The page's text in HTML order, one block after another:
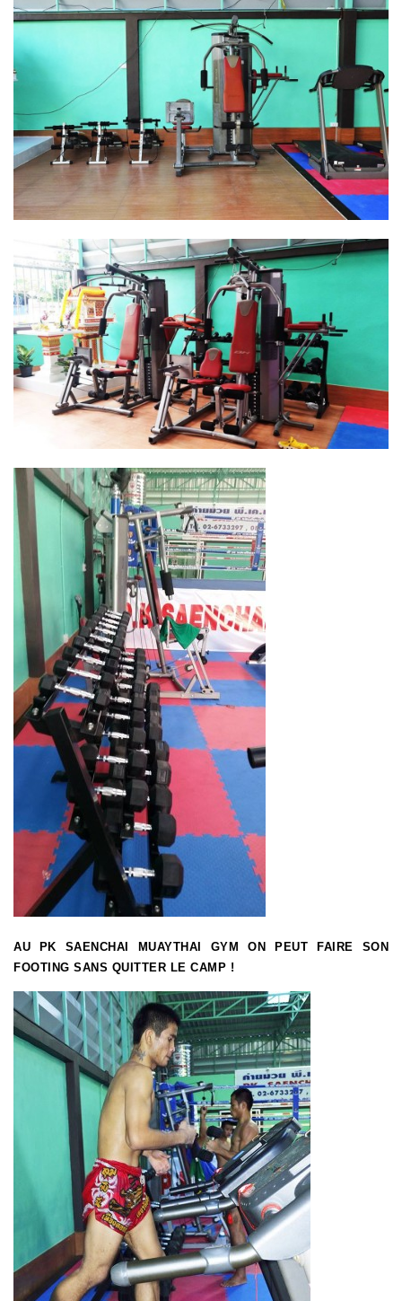
AU PK SAENCHAI MUAYTHAI GYM ON PEUT FAIRE SON
FOOTING SANS QUITTER LE CAMP !